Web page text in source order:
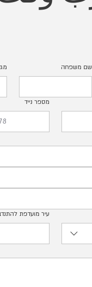
שם משפחה
מספר נייד
עיר מועדפת